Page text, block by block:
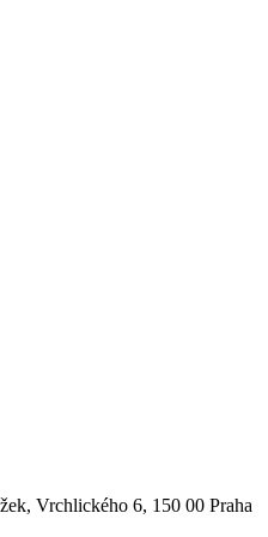
Vrchlického 6, 150 00 Praha